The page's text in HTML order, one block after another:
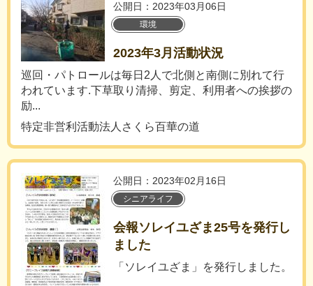
公開日：2023年03月06日
環境
2023年3月活動状況
巡回・パトロールは毎日2人で北側と南側に別れて行
われています.下草取り清掃、剪定、利用者への挨拶の
励...
特定非営利活動法人さくら百華の道
公開日：2023年02月16日
シニアライフ
会報ソレイユざま25号を発行し
ました
「ソレイユざま」を発行しました。